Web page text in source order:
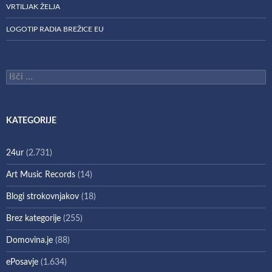
VRTILJAK ŽELJA
LOGOTIP RADIA BREŽICE EU
Išči:
KATEGORIJE
24ur (2.731)
Art Music Records (14)
Blogi strokovnjakov (18)
Brez kategorije (255)
Domovina.je (88)
ePosavje (1.634)